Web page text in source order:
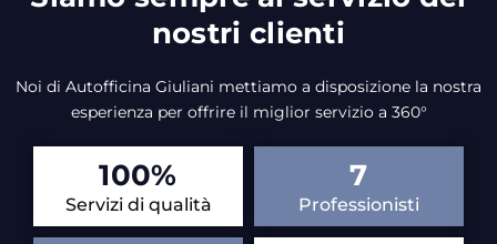
nostri clienti
Noi di Autofficina Giuliani mettiamo a disposizione la nostra
esperienza per offrire il miglior servizio a 360°
Servizi di qualità
100%
Professionisti
7